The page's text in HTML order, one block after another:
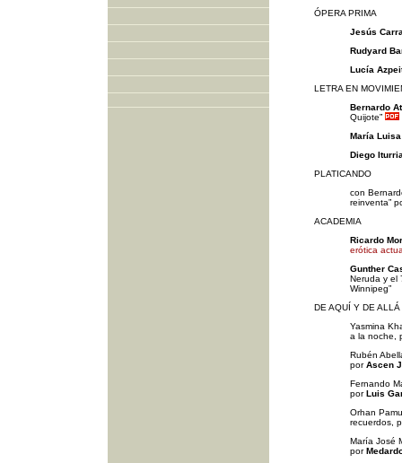
ÓPERA PRIMA
Jesús
Rudyard
Lucía
LETRA EN
Bernardo
Quijote”
María
Diego
PLATICANDO
con
reinventa”
ACADEMIA
Ricardo
erótica
Gunther
Neruda y el
Winnipeg”
DE AQUÍ Y DE ALLÁ
Yasmina
a la noche,
Rubén
porAscen
Fernando
porLuis
Orhan
recuerdos,
María José
por